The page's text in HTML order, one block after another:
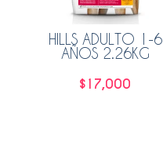
HILLS ADULTO 1-6
AÑOS 2.26KG
$17,000